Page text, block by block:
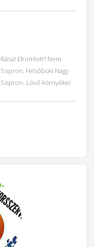
Elromlott? Nem
Felsőbüki Nagy
Lövő környéke!